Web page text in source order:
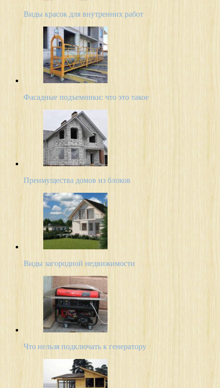
Виды красок для внутренних работ
Фасадные подъемники: что это такое
Преимущества домов из блоков
Виды загородной недвижимости
Что нельзя подключать к генератору